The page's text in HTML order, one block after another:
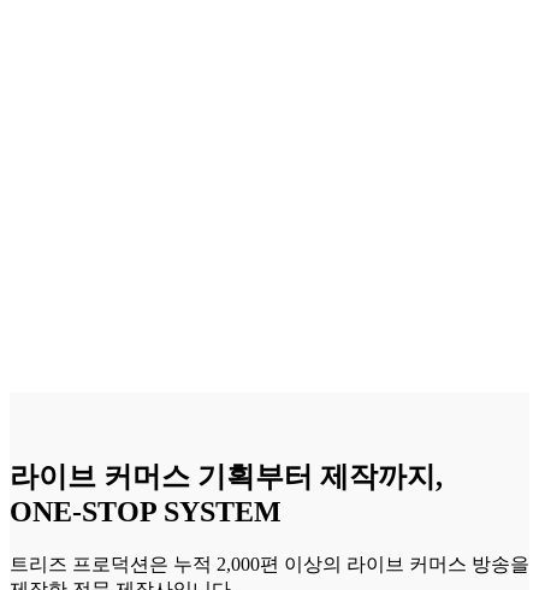
라이브 커머스 기획부터 제작까지,
ONE-STOP SYSTEM
트리즈 프로덕션은 누적 2,000편 이상의 라이브 커머스 방송을